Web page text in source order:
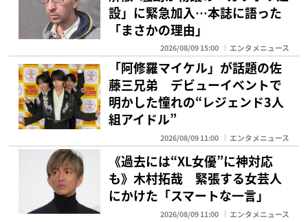
設」に緊急加入…本誌に語った
「まさかの理由」
2026/08/09 15:00 エンタメニュース
「阿修羅マイケル」が話題の佐
藤三兄弟 デビューイベントで
明かした憧れの“レジェンド3人
組アイドル”
2026/08/09 11:00 エンタメニュース
《過去には“XL女優”に神対応
も》木村拓哉 緊張する女芸人
にかけた「スマートな一言」
2026/08/09 11:00 エンタメニュース